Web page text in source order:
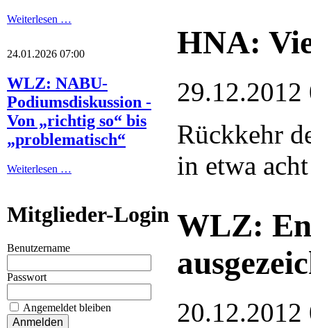
Weiterlesen …
24.01.2026 07:00
WLZ: NABU-
Podiumsdiskussion -
Von „richtig so“ bis
„problematisch“
Weiterlesen …
Mitglieder-Login
Benutzername
Passwort
Angemeldet bleiben
HNA:
29.12.2012
Rückkehr
in etwa
WLZ:
20.12.2012